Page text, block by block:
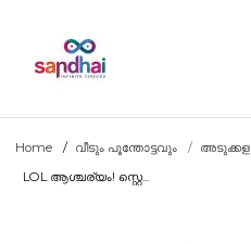
Home വീടും പൂന്തോട്ടവും അടുക്കള
LOL ആശ്ചര്യം! സ്റ്റെ...